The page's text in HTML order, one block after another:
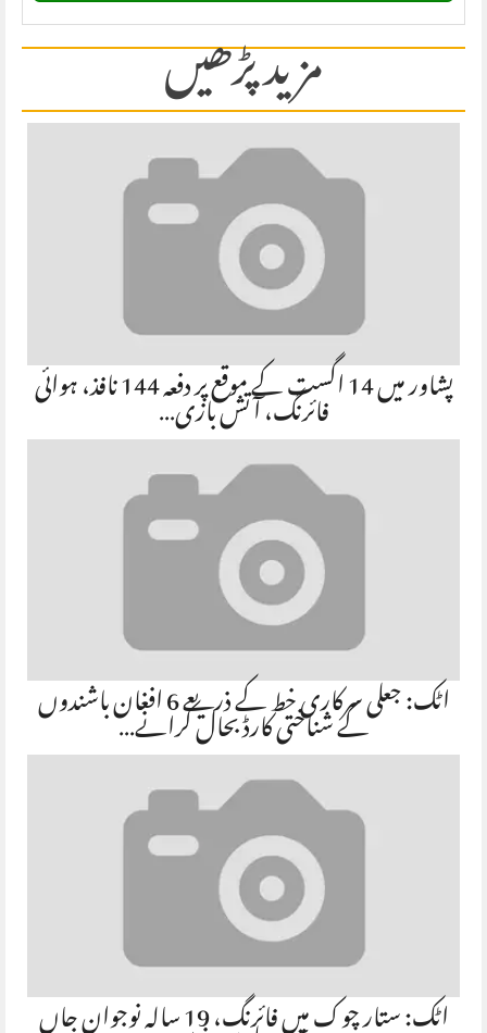
مزید پڑھیں
پشاور میں 14 اگست کے موقع پر دفعہ 144 نافذ، ہوائی فائرنگ، آتش بازی…
اٹک: جعلی سرکاری خط کے ذریعے 6 افغان باشندوںکے شناختی کارڈ بحال کرانے…